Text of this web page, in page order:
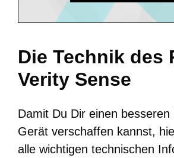
Die Technik des
Verity Sense
Damit Du Dir einen besseren
Gerät verschaffen kannst,
alle wichtigen technischen